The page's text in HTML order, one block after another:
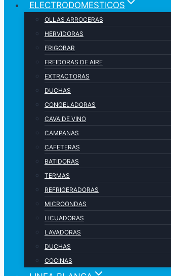
ELECTRODOMESTICOS
OLLAS ARROCERAS
HERVIDORAS
FRIGOBAR
FREIDORAS DE AIRE
EXTRACTORAS
DUCHAS
CONGELADORAS
CAVA DE VINO
CAMPANAS
CAFETERAS
BATIDORAS
TERMAS
REFRIGERADORAS
MICROONDAS
LICUADORAS
LAVADORAS
DUCHAS
COCINAS